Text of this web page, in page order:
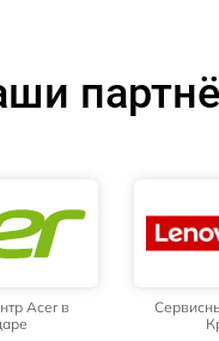
Acer в